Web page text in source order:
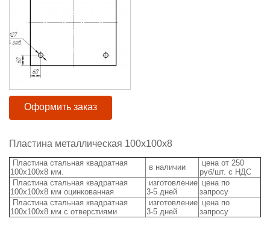
Оформить заказ
Пластина металлическая 100х100х8
Пластина стальная квадратная
100х100х8 мм.
в наличии
цена от 250
руб/шт. с НДС
Пластина стальная квадратная
100х100х8 мм оцинкованная
изготовление
3-5 дней
цена по
запросу
Пластина стальная квадратная
100х100х8 мм с отверстиями
изготовление
3-5 дней
цена по
запросу